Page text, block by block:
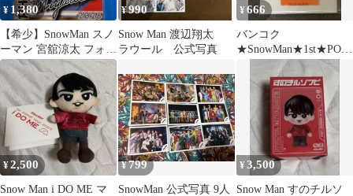
¥ 1,380
【希少】SnowMan スノ
ーマン 宮舘涼太 フォト
カレンダー2026新品未
開封
¥990
Snow Man 渡辺翔太
ラウール 公式写真
¥666
バンコク
★SnowMan★1st★POP-
UP★グッズ★カード
D★向井康二
¥2,500
Snow Man i DO ME マ
¥799
SnowMan 公式写真 9人
¥3,500
Snow Man すのチルソ